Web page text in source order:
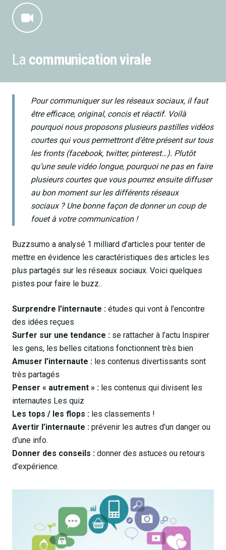
La communication virale
Pour communiquer sur les réseaux sociaux, il faut
être efficace, original, concis et réactif. Voilà
pourquoi nous proposons plusieurs pastilles vidéos
courtes qui vous permettront d’être présent sur tous
les fronts (facebook, twitter, pinterest…). Plutôt
qu’une seule vidéo longue, pourquoi ne pas en faire
plusieurs courtes que vous pourrez ensuite diffuser
au bon moment sur les différents réseaux
sociaux ? Une bonne façon de donner un coup de
fouet à votre communication !
Buzzsumo a analysé 1 milliard d’articles pour tenter de
mettre en évidence les caractéristiques des articles les
plus partagés sur les réseaux sociaux. Voici quelques
pistes pour faire le buzz..
Surprendre l’internaute : études qui vont à l’encontre
des idées reçues
Surfer sur une tendance : se rattacher à l’actu Inspirer
les gens, les belles citations fonctionnent très bien
Amuser l’internaute : les contenus divertissants sont
très partagés
Penser « autrement » : les contenus qui divisent les
internautes Les quiz
Les tops / les flops : les classements !
Avertir l’internaute : prévenir les autres d’un danger ou
d’une info.
Donner des conseils : donner des astuces ou retours
d’expérience.